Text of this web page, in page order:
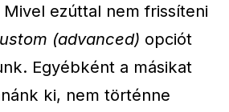
ezúttal nem frissíteni
(advanced) opciót
Egyébként a másikat
ki, nem történne